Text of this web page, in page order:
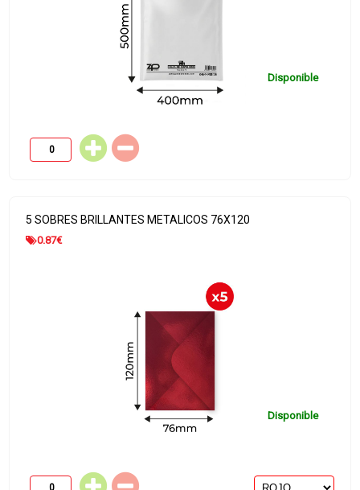
Disponible
5 SOBRES BRILLANTES METALICOS 76X120
0.87€
Disponible